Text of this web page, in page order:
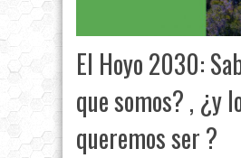
El Hoyo 2030:
que somos? , ¿y
queremos ser ?